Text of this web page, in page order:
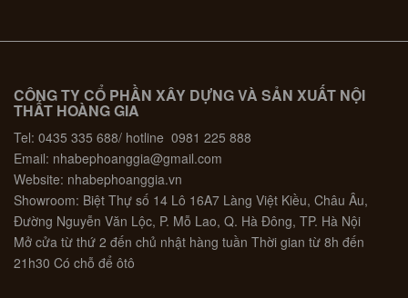
CÔNG TY CỔ PHẦN XÂY DỰNG VÀ SẢN XUẤT NỘI
THẤT HOÀNG GIA
Tel: 0435 335 688/ hotline 0981 225 888
Email: nhabephoanggia@gmail.com
Website: nhabephoanggia.vn
Showroom: Biệt Thự số 14 Lô 16A7 Làng Việt Kiều, Châu Âu,
Đường Nguyễn Văn Lộc, P. Mỗ Lao, Q. Hà Đông, TP. Hà Nội
Mở cửa từ thứ 2 đến chủ nhật hàng tuần Thời gian từ 8h đến
21h30 Có chỗ để ôtô